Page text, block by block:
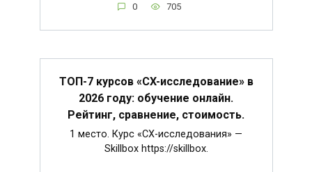
0 705
ТОП-7 курсов «CX-исследование» в
2026 году: обучение онлайн.
Рейтинг, сравнение, стоимость.
1 место. Курс «CX-исследования» —
Skillbox https://skillbox.